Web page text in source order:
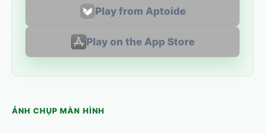
Play from Aptoide
Play on the App Store
ẢNH CHỤP MÀN HÌNH